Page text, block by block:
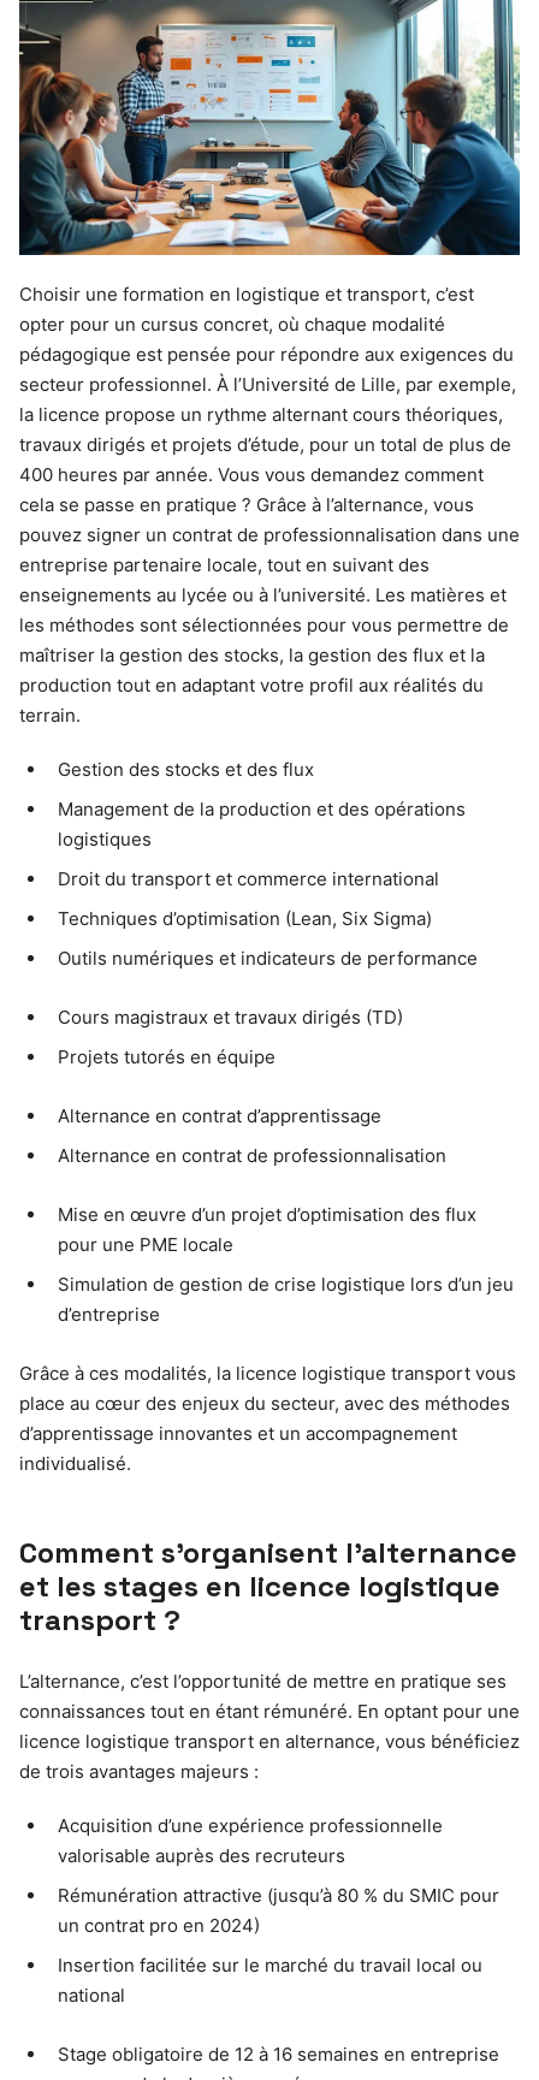
Choisir une formation en logistique et transport, c’est
opter pour un cursus concret, où chaque modalité
pédagogique est pensée pour répondre aux exigences du
secteur professionnel. À l’Université de Lille, par exemple,
la licence propose un rythme alternant cours théoriques,
travaux dirigés et projets d’étude, pour un total de plus de
400 heures par année. Vous vous demandez comment
cela se passe en pratique ? Grâce à l’alternance, vous
pouvez signer un contrat de professionnalisation dans une
entreprise partenaire locale, tout en suivant des
enseignements au lycée ou à l’université. Les matières et
les méthodes sont sélectionnées pour vous permettre de
maîtriser la gestion des stocks, la gestion des flux et la
production tout en adaptant votre profil aux réalités du
terrain.
Gestion des stocks et des flux
Management de la production et des opérations
logistiques
Droit du transport et commerce international
Techniques d’optimisation (Lean, Six Sigma)
Outils numériques et indicateurs de performance
Cours magistraux et travaux dirigés (TD)
Projets tutorés en équipe
Alternance en contrat d’apprentissage
Alternance en contrat de professionnalisation
Mise en œuvre d’un projet d’optimisation des flux
pour une PME locale
Simulation de gestion de crise logistique lors d’un jeu
d’entreprise
Grâce à ces modalités, la licence logistique transport vous
place au cœur des enjeux du secteur, avec des méthodes
d’apprentissage innovantes et un accompagnement
individualisé.
Comment s’organisent l’alternance
et les stages en licence logistique
transport ?
L’alternance, c’est l’opportunité de mettre en pratique ses
connaissances tout en étant rémunéré. En optant pour une
licence logistique transport en alternance, vous bénéficiez
de trois avantages majeurs :
Acquisition d’une expérience professionnelle
valorisable auprès des recruteurs
Rémunération attractive (jusqu’à 80 % du SMIC pour
un contrat pro en 2024)
Insertion facilitée sur le marché du travail local ou
national
Stage obligatoire de 12 à 16 semaines en entreprise